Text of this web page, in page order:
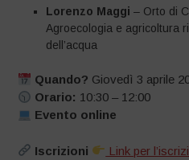
Lorenzo Maggi – Orto di
Agroecologia e agricoltura
dell’acqua
Quando? Giovedì 3 aprile
Orario: 10:30 – 12:00
Evento online
Iscrizioni Link per